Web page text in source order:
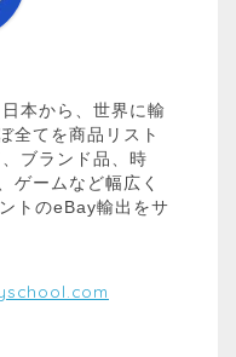
本から、世界に輸
全てを商品リスト
ブランド品、時
ゲームなど幅広く
トのeBay輸出をサ